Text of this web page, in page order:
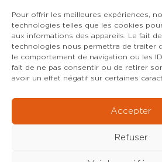
Pour offrir les meilleures expériences,
technologies telles que les cookies
aux informations des appareils. Le fait
technologies nous permettra de traiter
le comportement de navigation ou les
fait de ne pas consentir ou de retirer
avoir un effet négatif sur certaines
Accepter
Refuser